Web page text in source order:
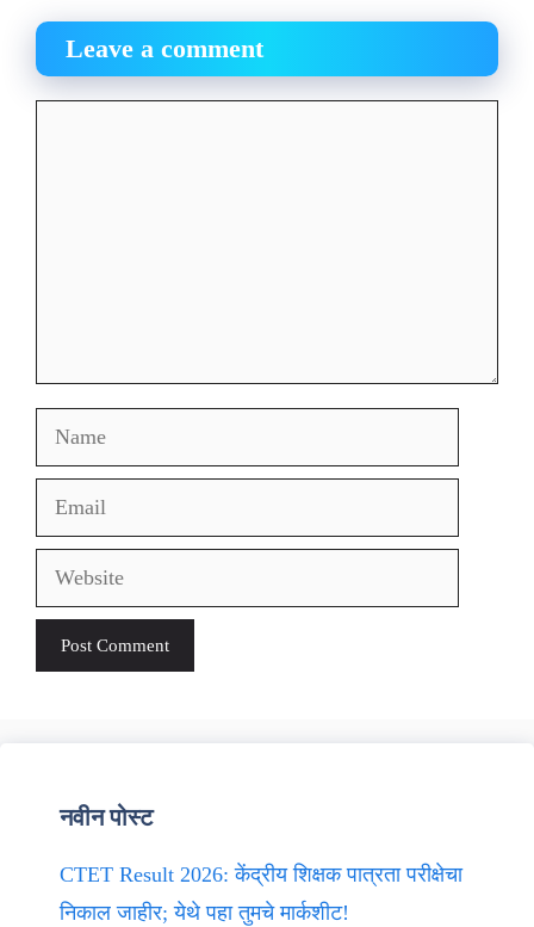
Leave a comment
Name
Email
Website
नवीन पोस्ट
CTET Result 2026: केंद्रीय शिक्षक पात्रता परीक्षेचा
निकाल जाहीर; येथे पहा तुमचे मार्कशीट!